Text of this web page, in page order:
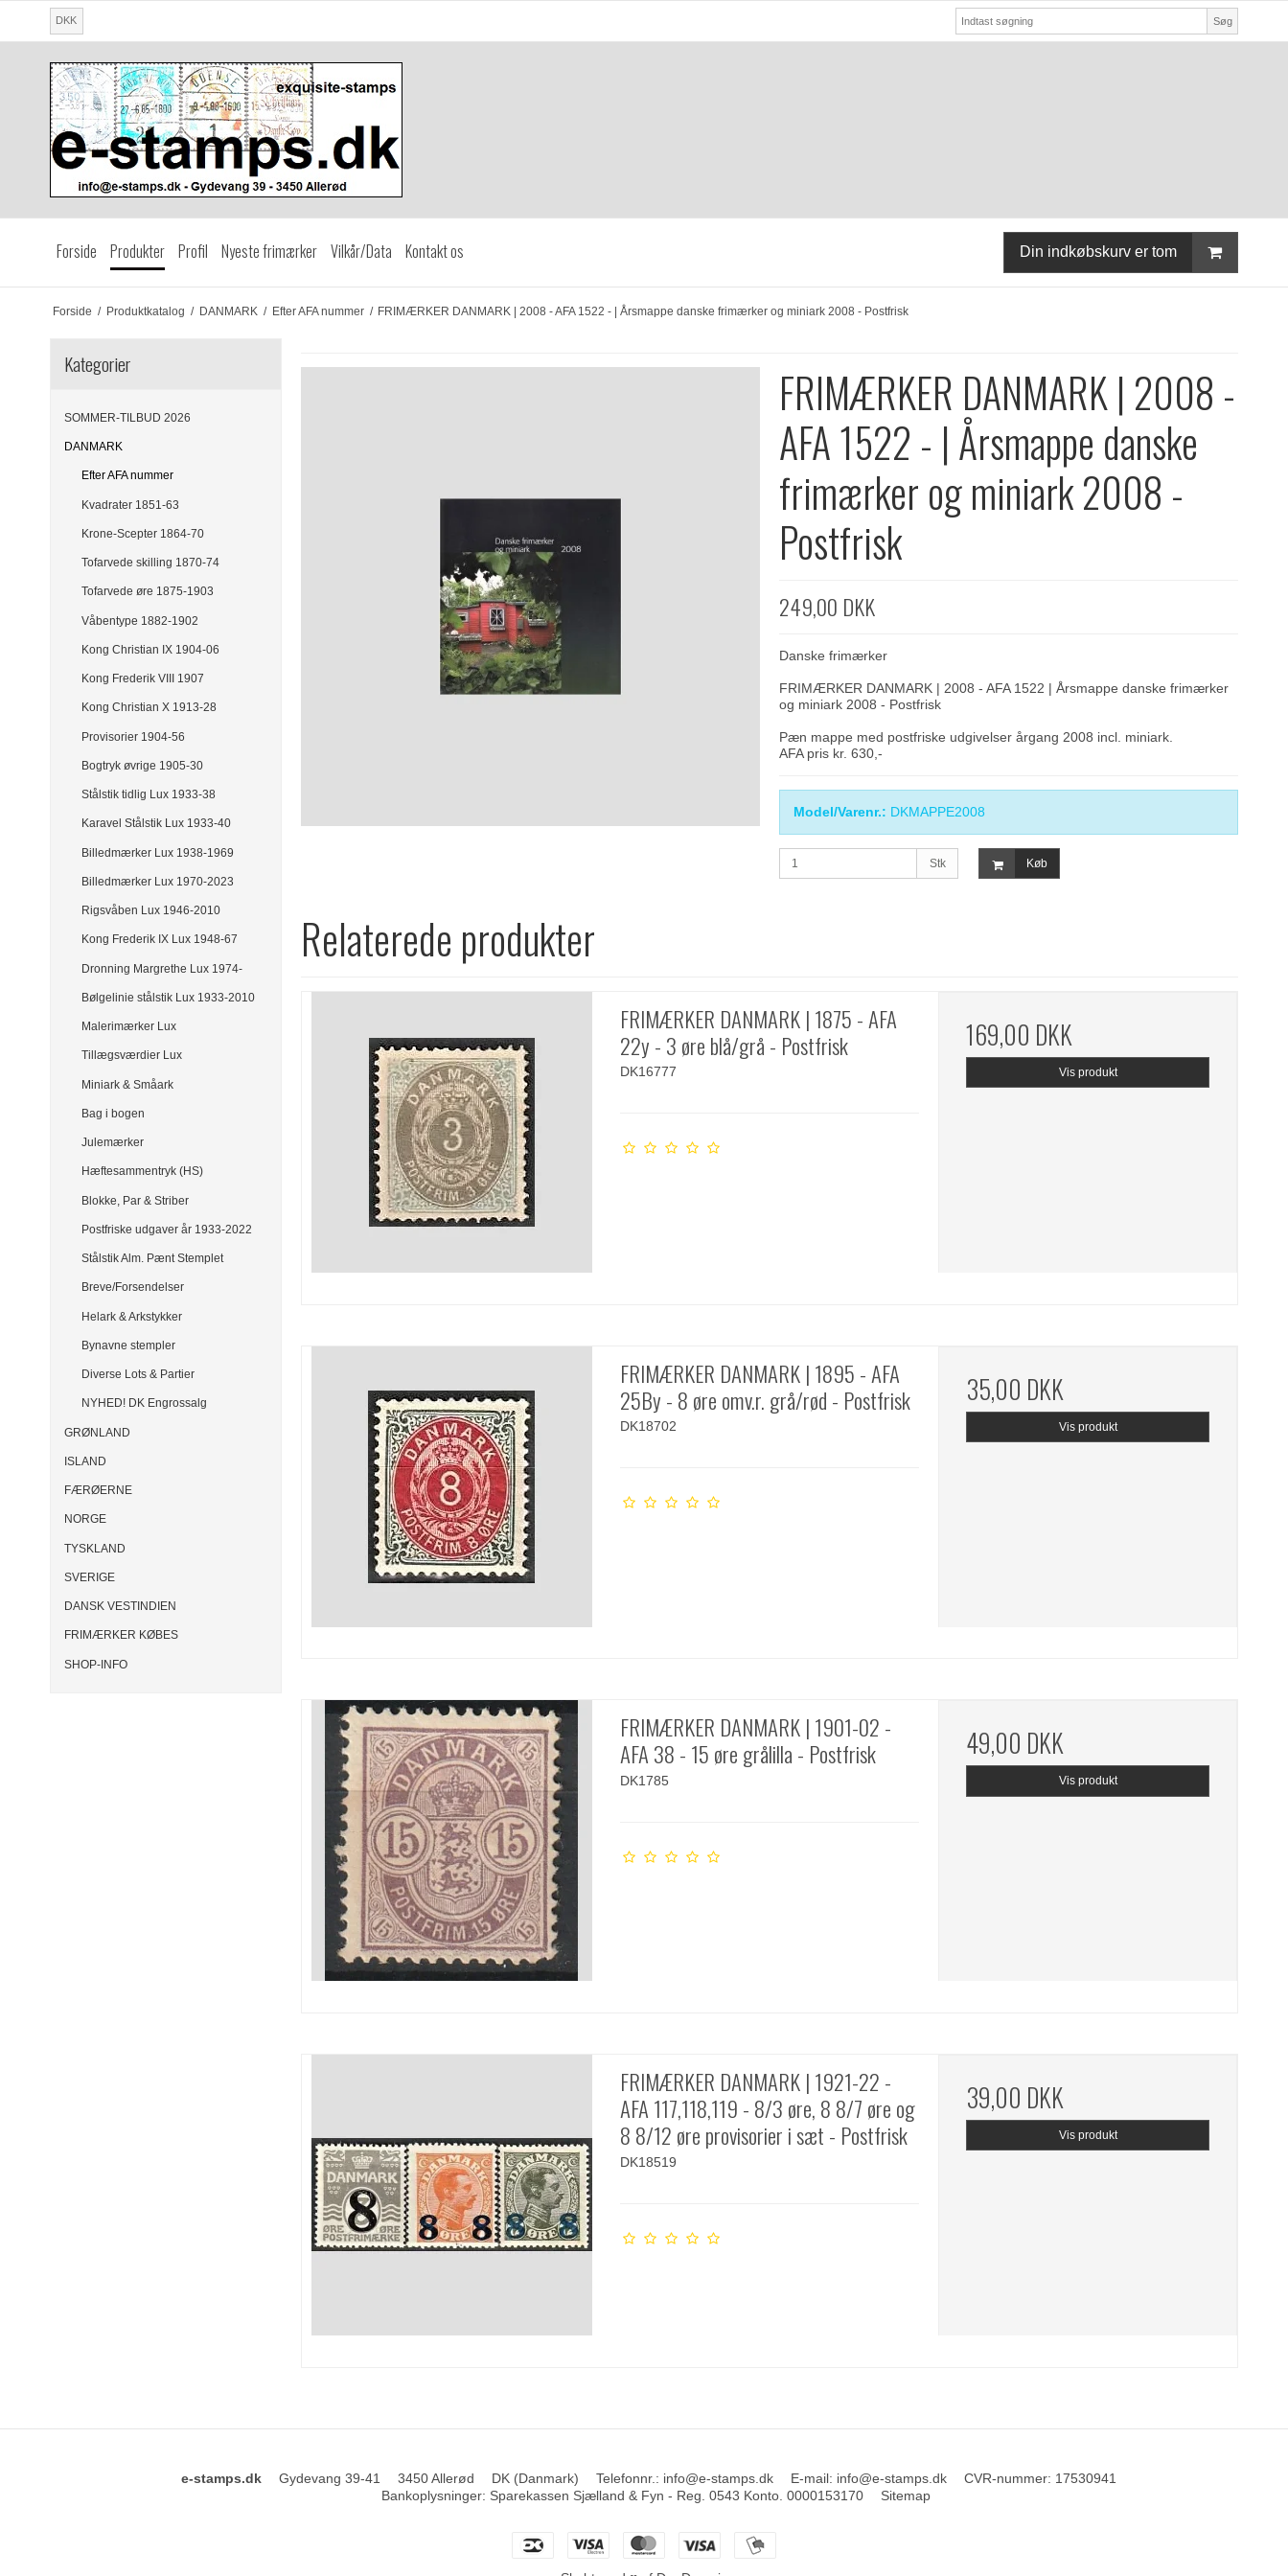
DKK Søg
Forside Produkter Profil Nyeste frimærker Vilkår/Data Kontakt os Din indkøbskurv er tom
Forside / Produktkatalog / DANMARK / Efter AFA nummer / FRIMÆRKER DANMARK | 2008 - AFA 1522 - | Årsmappe danske frimærker og miniark 2008 - Postfrisk
Kategorier
SOMMER-TILBUD 2026
DANMARK
Efter AFA nummer
Kvadrater 1851-63
Krone-Scepter 1864-70
Tofarvede skilling 1870-74
Tofarvede øre 1875-1903
Våbentype 1882-1902
Kong Christian IX 1904-06
Kong Frederik VIII 1907
Kong Christian X 1913-28
Provisorier 1904-56
Bogtryk øvrige 1905-30
Stålstik tidlig Lux 1933-38
Karavel Stålstik Lux 1933-40
Billedmærker Lux 1938-1969
Billedmærker Lux 1970-2023
Rigsvåben Lux 1946-2010
Kong Frederik IX Lux 1948-67
Dronning Margrethe Lux 1974-
Bølgelinie stålstik Lux 1933-2010
Malerimærker Lux
Tillægsværdier Lux
Miniark & Småark
Bag i bogen
Julemærker
Hæftesammentryk (HS)
Blokke, Par & Striber
Postfriske udgaver år 1933-2022
Stålstik Alm. Pænt Stemplet
Breve/Forsendelser
Helark & Arkstykker
Bynavne stempler
Diverse Lots & Partier
NYHED! DK Engrossalg
GRØNLAND
ISLAND
FÆRØERNE
NORGE
TYSKLAND
SVERIGE
DANSK VESTINDIEN
FRIMÆRKER KØBES
SHOP-INFO
FRIMÆRKER DANMARK | 2008 -
AFA 1522 - | Årsmappe danske
frimærker og miniark 2008 -
Postfrisk
249,00 DKK
Danske frimærker
FRIMÆRKER DANMARK | 2008 - AFA 1522 | Årsmappe danske frimærker
og miniark 2008 - Postfrisk
Pæn mappe med postfriske udgivelser årgang 2008 incl. miniark.
AFA pris kr. 630,-
Model/Varenr.: DKMAPPE2008
Stk Køb
Relaterede produkter
FRIMÆRKER DANMARK | 1875 - AFA
22y - 3 øre blå/grå - Postfrisk
DK16777
169,00 DKK
Vis produkt
FRIMÆRKER DANMARK | 1895 - AFA
25By - 8 øre omv.r. grå/rød - Postfrisk
DK18702
35,00 DKK
Vis produkt
FRIMÆRKER DANMARK | 1901-02 -
AFA 38 - 15 øre grålilla - Postfrisk
DK1785
49,00 DKK
Vis produkt
FRIMÆRKER DANMARK | 1921-22 -
AFA 117,118,119 - 8/3 øre, 8 8/7 øre og
8 8/12 øre provisorier i sæt - Postfrisk
DK18519
39,00 DKK
Vis produkt
e-stamps.dk Gydevang 39-41 3450 Allerød DK (Danmark) Telefonnr. : info@e-stamps.dk E-mail: info@e-stamps.dk CVR-nummer: 17530941
Bankoplysninger: Sparekassen Sjælland & Fyn - Reg. 0543 Konto. 0000153170 Sitemap